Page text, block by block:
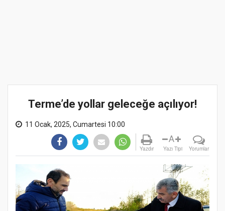
Terme’de yollar geleceğe açılıyor!
11 Ocak, 2025, Cumartesi 10:00
Yazdır
A
Yazı Tipi Yorumlar